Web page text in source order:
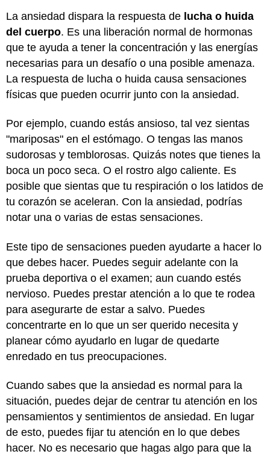
La ansiedad dispara la respuesta de lucha o huida
del cuerpo. Es una liberación normal de hormonas
que te ayuda a tener la concentración y las energías
necesarias para un desafío o una posible amenaza.
La respuesta de lucha o huida causa sensaciones
físicas que pueden ocurrir junto con la ansiedad.
Por ejemplo, cuando estás ansioso, tal vez sientas
"mariposas" en el estómago. O tengas las manos
sudorosas y temblorosas. Quizás notes que tienes la
boca un poco seca. O el rostro algo caliente. Es
posible que sientas que tu respiración o los latidos de
tu corazón se aceleran. Con la ansiedad, podrías
notar una o varias de estas sensaciones.
Este tipo de sensaciones pueden ayudarte a hacer lo
que debes hacer. Puedes seguir adelante con la
prueba deportiva o el examen; aun cuando estés
nervioso. Puedes prestar atención a lo que te rodea
para asegurarte de estar a salvo. Puedes
concentrarte en lo que un ser querido necesita y
planear cómo ayudarlo en lugar de quedarte
enredado en tus preocupaciones.
Cuando sabes que la ansiedad es normal para la
situación, puedes dejar de centrar tu atención en los
pensamientos y sentimientos de ansiedad. En lugar
de esto, puedes fijar tu atención en lo que debes
hacer. No es necesario que hagas algo para que la